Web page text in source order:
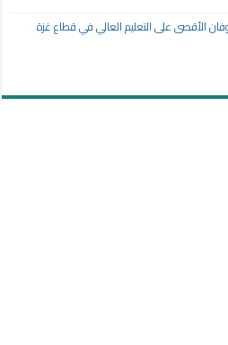
الأقصى على التعليم العالي في قطاع غزة